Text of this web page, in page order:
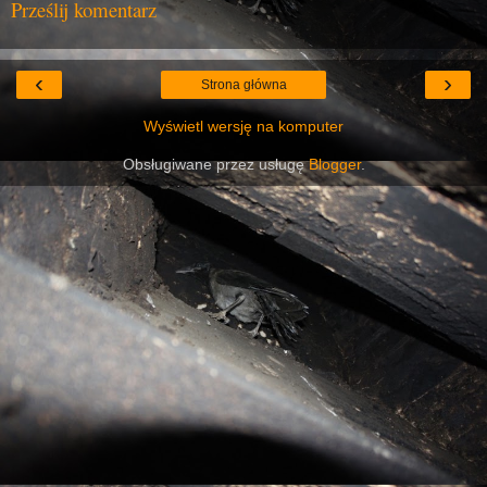
Prześlij komentarz
‹ ›
Strona główna
Wyświetl wersję na komputer
Obsługiwane przez usługęBlogger.